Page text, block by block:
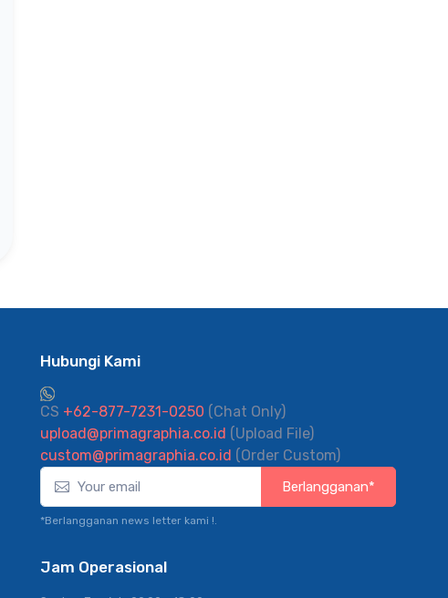
Hubungi Kami
CS +62-877-7231-0250 (Chat Only)
upload@primagraphia.co.id (Upload File)
custom@primagraphia.co.id (Order Custom)
Berlangganan*
*Berlangganan news letter kami !.
Jam Operasional